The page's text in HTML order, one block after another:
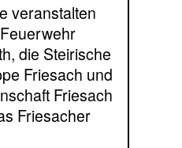
veranstalten
die Steirische
Friesach und
Friesach
Friesacher